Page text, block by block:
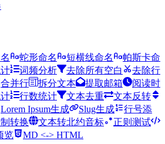
蛇形命名 短横线命名
帕斯卡命
词频分析 去除所有空白
去除行
合并行 拆分文本 提取邮箱
阅读时
行数统计 文本去重
文本反转
Lorem Ipsum生成 Slug生成
行号添
转换 文本转北约音标
正则测试
览
MD <-> HTML